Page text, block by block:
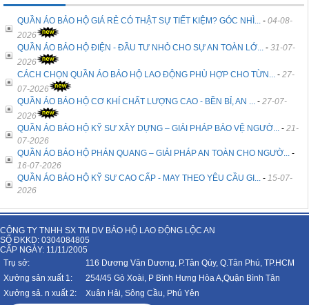
QUẦN ÁO BẢO HỘ GIÁ RẺ CÓ THẬT SỰ TIẾT KIỆM? GÓC NHÌ... - 04-08-
2026
QUẦN ÁO BẢO HỘ ĐIỆN - ĐẦU TƯ NHỎ CHO SỰ AN TOÀN LỚ... - 31-07-
2026
CÁCH CHỌN QUẦN ÁO BẢO HỘ LAO ĐỘNG PHÙ HỢP CHO TỪN... - 27-
07-2026
QUẦN ÁO BẢO HỘ CƠ KHÍ CHẤT LƯỢNG CAO - BỀN BỈ, AN ... - 27-07-
2026
QUẦN ÁO BẢO HỘ KỸ SƯ XÂY DỰNG – GIẢI PHÁP BẢO VỆ NGƯỜ... - 21-
07-2026
QUẦN ÁO BẢO HỘ PHẢN QUANG – GIẢI PHÁP AN TOÀN CHO NGƯỜ... -
16-07-2026
QUẦN ÁO BẢO HỘ KỸ SƯ CAO CẤP - MAY THEO YÊU CẦU GI... - 15-07-
2026
CÔNG TY TNHH SX TM DV BẢO HỘ LAO ĐỘNG LỘC AN
SỐ ĐKKD: 0304084805
CẤP NGÀY: 11/11/2005
Trụ sở:
116 Dương Văn Dương, P.Tân Qúy, Q.Tân Phú, TP.HCM
Xưởng sản xuất 1:
254/45 Gò Xoài, P Bình Hưng Hòa A,Quận Bình Tân
Xưởng sả. n xuất 2:
Xuân Hải, Sông Cầu, Phú Yên